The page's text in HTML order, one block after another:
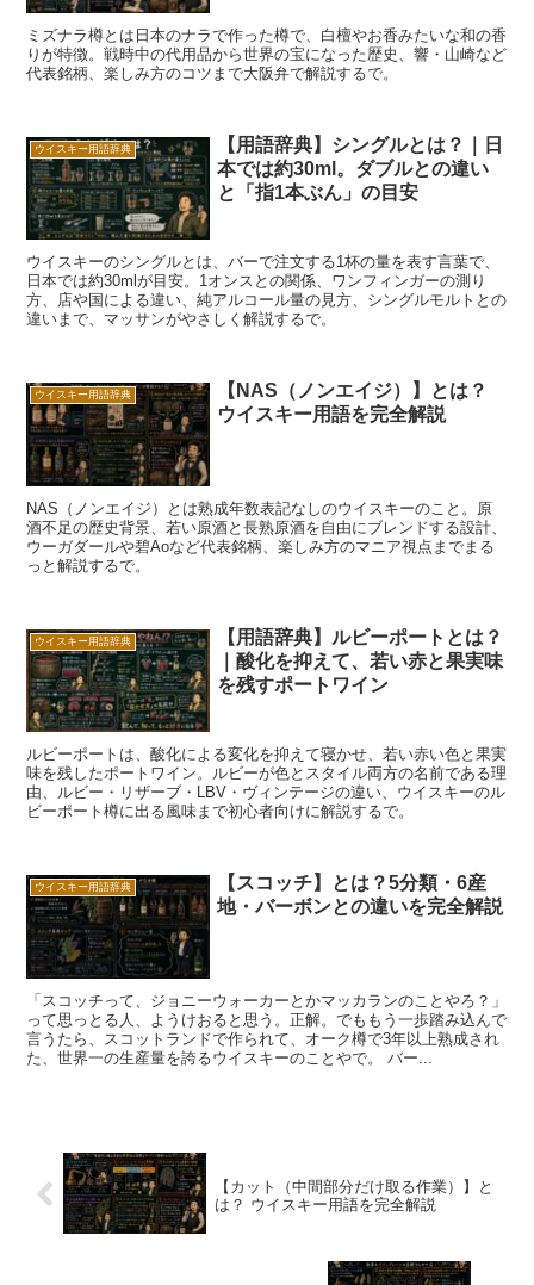
ミズナラ樽とは日本のナラで作った樽で、白檀やお香みたいな和の香
りが特徴。戦時中の代用品から世界の宝になった歴史、響・山崎など
代表銘柄、楽しみ方のコツまで大阪弁で解説するで。
ウイスキー用語辞典
【用語辞典】シングルとは？｜日
本では約30ml。ダブルとの違い
と「指1本ぶん」の目安
ウイスキーのシングルとは、バーで注文する1杯の量を表す言葉で、
日本では約30mlが目安。1オンスとの関係、ワンフィンガーの測り
方、店や国による違い、純アルコール量の見方、シングルモルトとの
違いまで、マッサンがやさしく解説するで。
ウイスキー用語辞典
【NAS（ノンエイジ）】とは？
ウイスキー用語を完全解説
NAS（ノンエイジ）とは熟成年数表記なしのウイスキーのこと。原
酒不足の歴史背景、若い原酒と長熟原酒を自由にブレンドする設計、
ウーガダールや碧Aoなど代表銘柄、楽しみ方のマニア視点までまる
っと解説するで。
ウイスキー用語辞典
【用語辞典】ルビーポートとは？
｜酸化を抑えて、若い赤と果実味
を残すポートワイン
ルビーポートは、酸化による変化を抑えて寝かせ、若い赤い色と果実
味を残したポートワイン。ルビーが色とスタイル両方の名前である理
由、ルビー・リザーブ・LBV・ヴィンテージの違い、ウイスキーのル
ビーポート樽に出る風味まで初心者向けに解説するで。
ウイスキー用語辞典
【スコッチ】とは？5分類・6産
地・バーボンとの違いを完全解説
「スコッチって、ジョニーウォーカーとかマッカランのことやろ？」
って思っとる人、ようけおると思う。正解。でももう一歩踏み込んで
言うたら、スコットランドで作られて、オーク樽で3年以上熟成され
た、世界一の生産量を誇るウイスキーのことやで。 バー...
【カット（中間部分だけ取る作業）】と
は？ ウイスキー用語を完全解説